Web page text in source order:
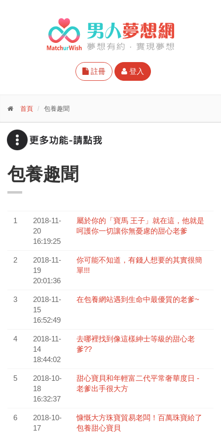
註冊 登入
首頁 包養趣聞
包養趣聞
1
2018-11-
20
16:19:25
屬於你的「寶馬 王子」就在這，他就是​
呵護你一切​讓你無憂慮​的甜心老爹
2
2018-11-
19
20:01:36
你可能不知道，有錢人想要的其實很簡
單!!!
3
2018-11-
15
16:52:49
在包養網站遇到生命中最優質的老爹~
4
2018-11-
14
18:44:02
去哪裡找到像這樣紳士等級的甜心老
爹??
5
2018-10-
18
16:32:37
甜心寶貝和年輕富二代平常奢華度日 -
老爹出手很大方
6
2018-10-
17
慷慨大方珠寶貿易老闆！百萬珠寶給了
包養甜心寶貝